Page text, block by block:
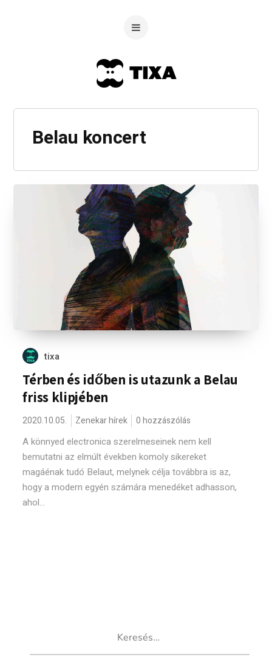
Belau koncert
tixa
Térben és időben is utazunk a Belau
friss klipjében
2020.10.05. Zenekar hírek 0 hozzászólás
A könnyed electronica szerelmeseinek nem kell
bemutatni az elmúlt években komoly sikereket
magáénak tudó Belaut, melynek célja továbbra is az,
hogy a modern egyén számára menedéket adhasson,
ahol...